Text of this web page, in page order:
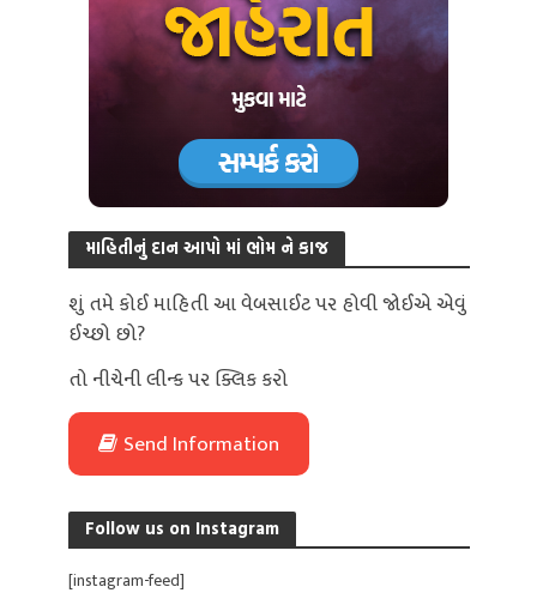
માહિતીનું દાન આપો માં ભોમ ને કાજ
શું તમે કોઈ માહિતી આ વેબસાઈટ પર હોવી જોઈએ એવું
ઈચ્છો છો?
તો નીચેની લીન્ક પર ક્લિક કરો
Send Information
Follow us on Instagram
[instagram-feed]